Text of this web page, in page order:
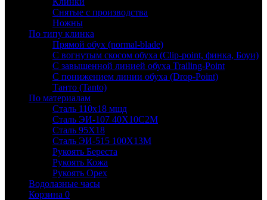
Снятые с производства
Ножны
По типу клинка
Прямой обух (normal-blade)
С вогнутым скосом обуха (Clip-point, финка, Боуи)
С завышенной линией обуха Trailing-Point
С понижением линии обуха (Drop-Point)
Танто (Tanto)
По материалам
Сталь 110х18 мшд
Сталь ЭИ-107 40Х10С2М
Сталь 95Х18
Сталь ЭИ-515 100Х13М
Рукоять Береста
Рукоять Кожа
Рукоять Орех
Водолазные часы
Корзина 0